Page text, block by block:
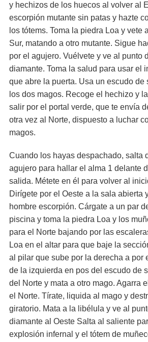
y hechizos de los huecos al volver al
escorpión mutante sin patas y hazte
los tótems. Toma la piedra Loa y vete
Sur, matando a otro mutante. Sigue
por el agujero. Vuélvete y ve al punto
diamante. Toma la salud para usar el
que abre la puerta. Usa un escudo de
los dos magos. Recoge el hechizo y
salir por el portal verde, que te envía
otra vez al Norte, dispuesto a luchar
magos.
Cuando los hayas despachado, salta
agujero para hallar el alma 1 delante
salida. Métete en él para volver al
Dirígete por el Oeste a la sala abierta
hombre escorpión. Cárgate a un par
piscina y toma la piedra Loa y los
para el Norte bajando por las
Loa en el altar para que baje la
al pilar que sube por la derecha a por
de la izquierda en pos del escudo de
del Norte y mata a otro mago. Agarra
el Norte. Tírate, liquida al mago y
giratorio. Mata a la libélula y ve al
diamante al Oeste Salta al saliente
explosión infernal y el tótem de